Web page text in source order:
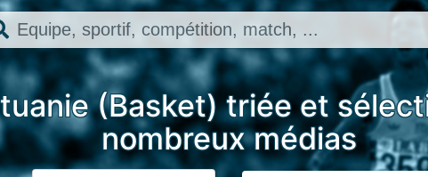
(Basket) triée et
nombreux médias